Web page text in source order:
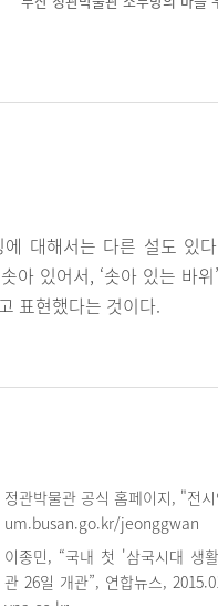
대해서는 다른 설도 있
아 있어서, ‘솟아 있는 바
표현했다는 것이다.
정관박물관 공식 홈페이지, "전
um.busan.go.kr/jeonggwan
이종민, “국내 첫 '삼국시대 생
관 26일 개관”, 연합뉴스,